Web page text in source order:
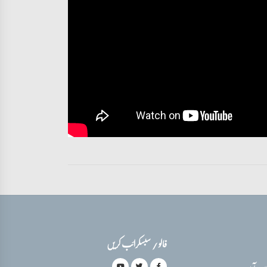
فالو / سبسکرائب کریں